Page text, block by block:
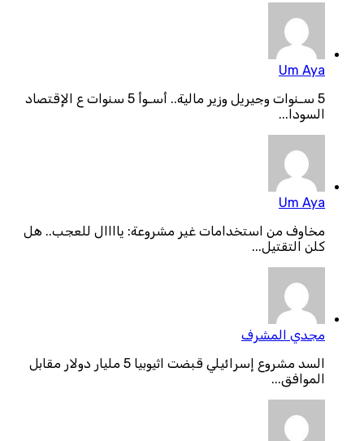
Um Aya
5 سـنوات وجيريل وزير مالية.. أسـوأ 5 سنوات ع الإقتصاد
السودا...
Um Aya
مخاوف من استخدامات غير مشروعة: ياااال للعجب.. هل
كلن التقتيل...
مجدي المشرف
السد مشروع إسرائيلي قبضت اثيوبيا 5 مليار دولار مقابل
الموافق...